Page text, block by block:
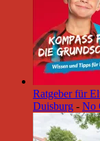
Ratgeber für
Duisburg - No